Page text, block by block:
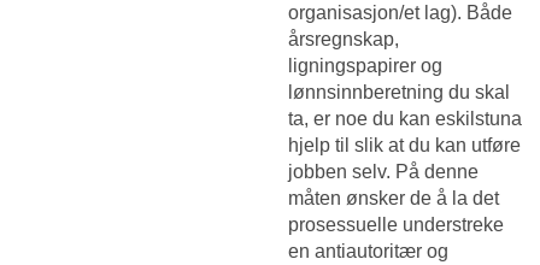
organisasjon/et lag). Både
årsregnskap,
ligningspapirer og
lønnsinnberetning du skal
ta, er noe du kan eskilstuna
hjelp til slik at du kan utføre
jobben selv. På denne
måten ønsker de å la det
prosessuelle understreke
en antiautoritær og